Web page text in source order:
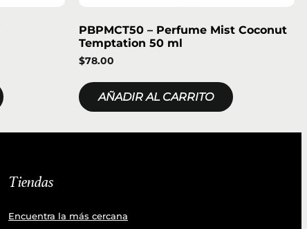
PBPMCT50 – Perfume Mist Coconut
Temptation 50 ml
$78.00
AÑADIR AL CARRITO
Tiendas
Encuentra la más cercana